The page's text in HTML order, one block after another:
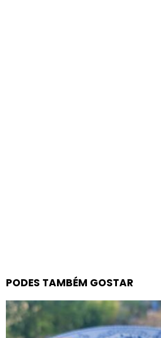
PODES TAMBÉM GOSTAR